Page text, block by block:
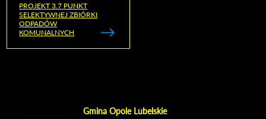
PROJEKT 3.7 PUNKT
SELEKTYWNEJ ZBIÓRKI
ODPADÓW
KOMUNALNYCH
Gmina Opole Lubelskie